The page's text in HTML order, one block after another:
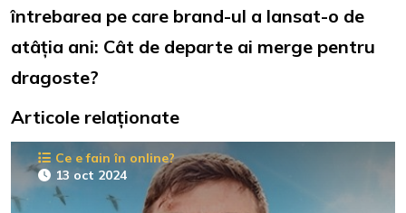
întrebarea pe care brand-ul a lansat-o de
atâția ani: Cât de departe ai merge pentru
dragoste?
Articole relaționate
Ce e fain în online?
13 oct 2024